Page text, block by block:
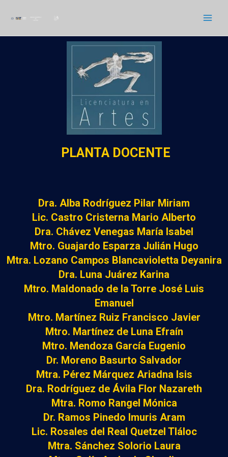
PLANTA DOCENTE
Dra. Alba Rodríguez Pilar Miriam
Lic. Castro Cristerna Mario Alberto
Dra. Chávez Venegas María Isabel
Mtro. Guajardo Esparza Julián Hugo
Mtra. Lozano Campos Blancavioletta Deyanira
Dra. Luna Juárez Karina
Mtro. Maldonado de la Torre José Luis
Emanuel
Mtro. Martínez Ruiz Francisco Javier
Mtro. Martínez de Luna Efraín
Mtro. Mendoza García Eugenio
Dr. Moreno Basurto Salvador
Mtra. Pérez Márquez Ariadna Isis
Dra. Rodríguez de Ávila Flor Nazareth
Mtra. Romo Rangel Mónica
Dr. Ramos Pinedo Imuris Aram
Lic. Rosales del Real Quetzel Tláloc
Mtra. Sánchez Solorio Laura